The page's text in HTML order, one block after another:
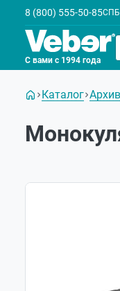
8 (800) 555-50-85СПБ
С вами с 1994 года
Каталог Архив